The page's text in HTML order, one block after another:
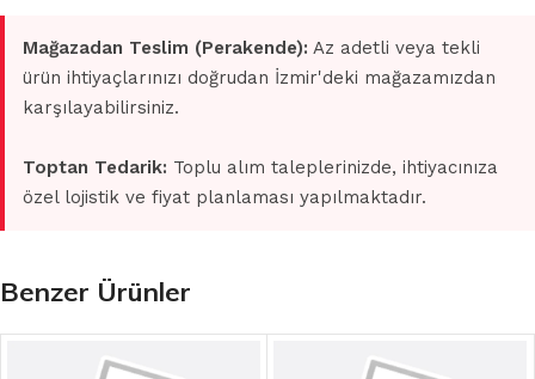
Mağazadan Teslim (Perakende): Az adetli veya tekli
ürün ihtiyaçlarınızı doğrudan İzmir'deki mağazamızdan
karşılayabilirsiniz.
Toptan Tedarik: Toplu alım taleplerinizde, ihtiyacınıza
özel lojistik ve fiyat planlaması yapılmaktadır.
Benzer Ürünler